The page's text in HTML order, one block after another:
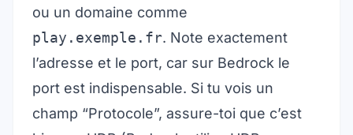
ou un domaine comme
play.exemple.fr. Note exactement
l’adresse et le port, car sur Bedrock le
port est indispensable. Si tu vois un
champ “Protocole”, assure-toi que c’est